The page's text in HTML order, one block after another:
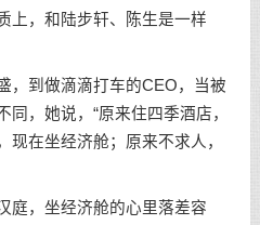
上，和陆步轩、陈生是一样
到做滴滴打车的CEO，当被
，她说，“原来住四季酒店，
现在坐经济舱；原来不求人，
，坐经济舱的心里落差容